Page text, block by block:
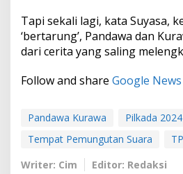
Tapi sekali lagi, kata Suyasa,
‘bertarung’, Pandawa dan
dari cerita yang saling
Follow and share Google News
Pandawa Kurawa
Pilkada 2024
Tempat Pemungutan Suara
Writer: Cim
Editor: Redaksi